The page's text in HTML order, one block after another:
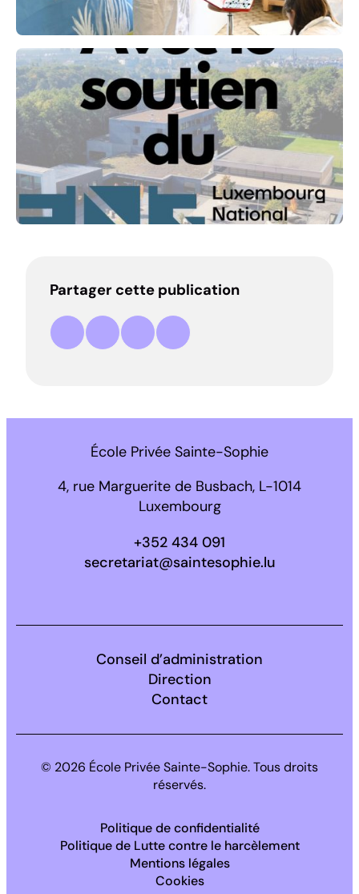
Partager cette publication
Partager sur Facebook
Partager sur LinkedIn
Partager par e-mail
Copier le lien
École Privée Sainte-Sophie
4, rue Marguerite de Busbach, L-1014
Luxembourg
+352 434 091
secretariat@saintesophie.lu
Conseil d’administration
Direction
Contact
© 2026 École Privée Sainte-Sophie. Tous droits
réservés.
Politique de confidentialité
Politique de Lutte contre le harcèlement
Mentions légales
Cookies